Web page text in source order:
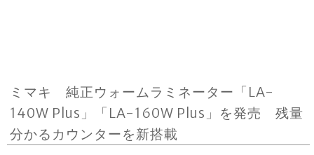
ミマキ 純正ウォームラミネーター「LA-
140W Plus」「LA-160W Plus」を発売 残量
分かるカウンターを新搭載